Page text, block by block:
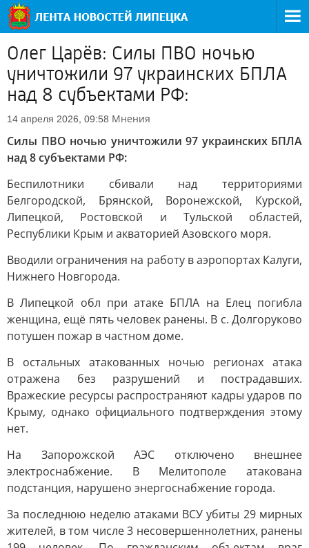
Олег Царёв: Силы ПВО ночью
уничтожили 97 украинских БПЛА
над 8 субъектами РФ:
14 апреля 2026, 09:58 Мнения
Силы ПВО ночью уничтожили 97 украинских БПЛА
над 8 субъектами РФ:
Беспилотники сбивали над территориями
Белгородской, Брянской, Воронежской, Курской,
Липецкой, Ростовской и Тульской областей,
Республики Крым и акваторией Азовского моря.
Вводили ограничения на работу в аэропортах Калуги,
Нижнего Новгорода.
В Липецкой обл при атаке БПЛА на Елец погибла
женщина, ещё пять человек ранены. В с. Долгоруково
потушен пожар в частном доме.
В остальных атакованных ночью регионах атака
отражена без разрушений и пострадавших.
Вражеские ресурсы распространяют кадры ударов по
Крыму, однако официального подтверждения этому
нет.
На Запорожской АЭС отключено внешнее
электроснабжение. В Мелитополе атакована
подстанция, нарушено энергоснабжение города.
За последнюю неделю атаками ВСУ убиты 29 мирных
жителей, в том числе 3 несовершеннолетних, ранены